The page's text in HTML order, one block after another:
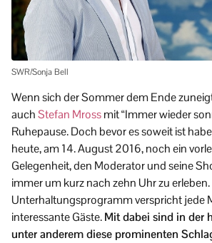
SWR/Sonja Bell
Wenn sich der Sommer dem Ende
auchStefan Mrossmit “Immer wieder
Ruhepause. Doch bevor es soweit ist
heute, am 14. August 2016, noch ein
Gelegenheit, den Moderator und seine
immer um kurz nach zehn Uhr zu
Unterhaltungsprogramm verspricht jede
interessante Gäste.Mit dabei sind in der
unter anderem diese prominenten